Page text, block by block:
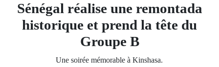
Sénégal réalise une remontada
historique et prend la tête du
Groupe B
Une soirée mémorable à Kinshasa.